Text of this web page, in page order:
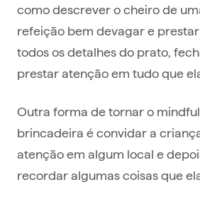
como descrever o cheiro de
refeição bem devagar e
todos os detalhes do prato,
prestar atenção em tudo que
Outra forma de tornar o
brincadeira é convidar a
atenção em algum local e
recordar algumas coisas que